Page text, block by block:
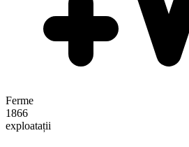
Ferme
1866
exploatații